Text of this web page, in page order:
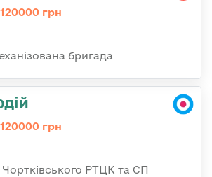
грн
бригада
грн
Чортківського РТЦК та СП